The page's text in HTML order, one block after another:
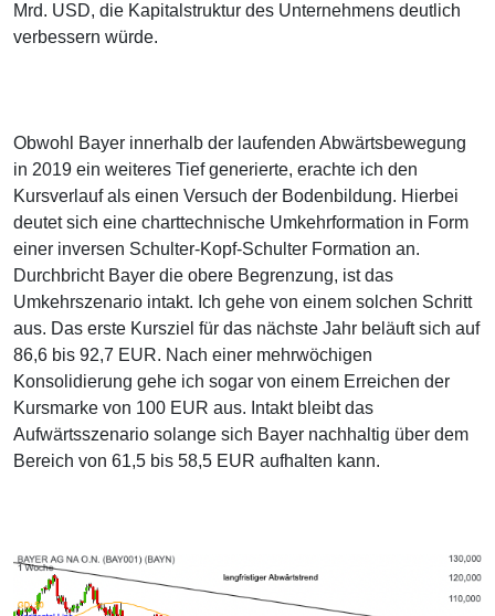
Mrd. USD, die Kapitalstruktur des Unternehmens deutlich
verbessern würde.
Obwohl Bayer innerhalb der laufenden Abwärtsbewegung
in 2019 ein weiteres Tief generierte, erachte ich den
Kursverlauf als einen Versuch der Bodenbildung. Hierbei
deutet sich eine charttechnische Umkehrformation in Form
einer inversen Schulter-Kopf-Schulter Formation an.
Durchbricht Bayer die obere Begrenzung, ist das
Umkehrszenario intakt. Ich gehe von einem solchen Schritt
aus. Das erste Kursziel für das nächste Jahr beläuft sich auf
86,6 bis 92,7 EUR. Nach einer mehrwöchigen
Konsolidierung gehe ich sogar von einem Erreichen der
Kursmarke von 100 EUR aus. Intakt bleibt das
Aufwärtsszenario solange sich Bayer nachhaltig über dem
Bereich von 61,5 bis 58,5 EUR aufhalten kann.